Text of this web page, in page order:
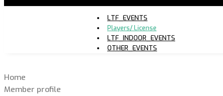
LTF_EVENTS
Players/ License
LTF_INDOOR_EVENTS
OTHER_EVENTS
Home
Member profile